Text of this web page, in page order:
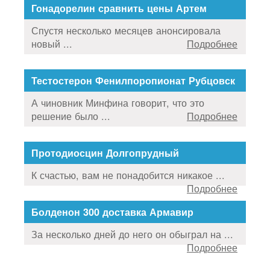
Гонадорелин сравнить цены Артем
Спустя несколько месяцев анонсировала
новый ...
Подробнее
Тестостерон Фенилпоропионат Рубцовск
А чиновник Минфина говорит, что это
решение было ...
Подробнее
Протодиосцин Долгопрудный
К счастью, вам не понадобится никакое ...
Подробнее
Болденон 300 доставка Армавир
За несколько дней до него он обыграл на ...
Подробнее